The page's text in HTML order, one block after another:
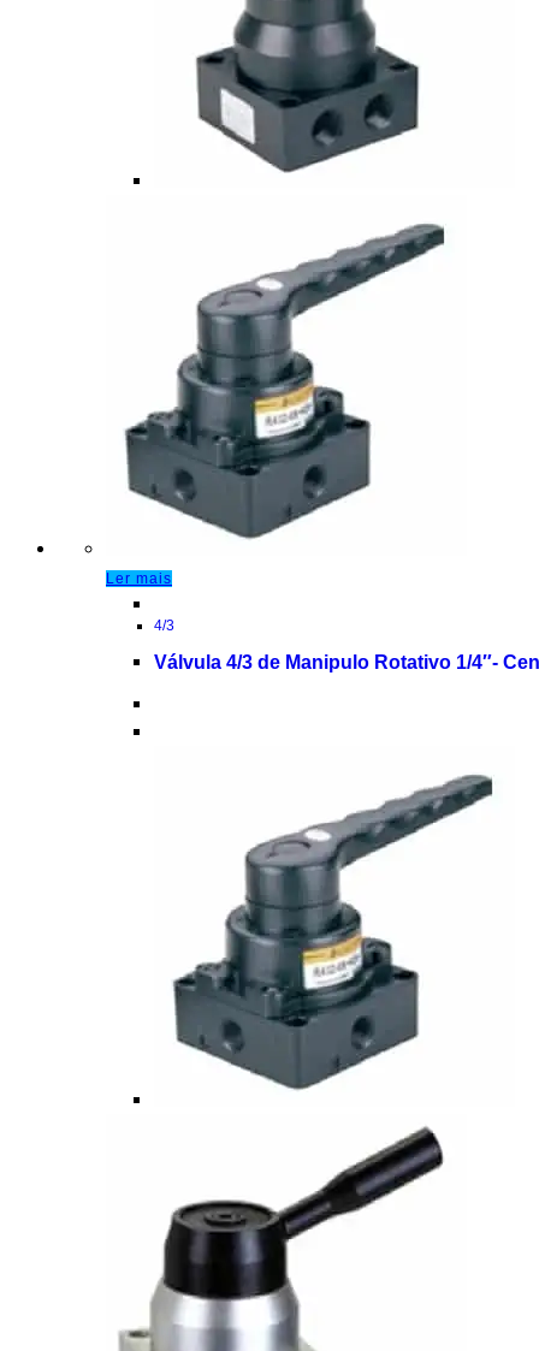
Ler mais
4/3
Válvula 4/3 de Manipulo Rotativo 1/4″-